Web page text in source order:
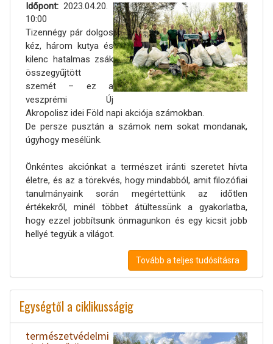
Időpont
2023.04.20.
10:00
Tizennégy pár dolgos
kéz, három kutya és
kilenc hatalmas zsák
összegyűjtött
szemét – ez a
veszprémi Új
Akropolisz idei Föld napi akciója számokban.
De persze pusztán a számok nem sokat mondanak,
úgyhogy mesélünk.
Önkéntes akciónkat a természet iránti szeretet hívta
életre, és az a törekvés, hogy mindabból, amit filozófiai
tanulmányaink során megértettünk az időtlen
értékekről, minél többet átültessünk a gyakorlatba,
hogy ezzel jobbítsunk önmagunkon és egy kicsit jobb
hellyé tegyük a világot.
Tovább a teljes tudósításra
Egységtől a ciklikusságig
természetvédelmi